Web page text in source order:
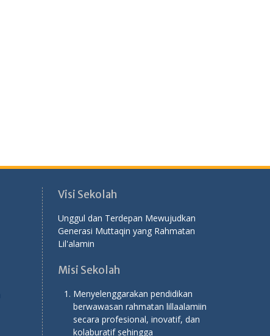
Visi Sekolah
Unggul dan Terdepan Mewujudkan
Generasi Muttaqin yang Rahmatan
Lil'alamin
Misi Sekolah
Menyelenggarakan pendidikan
berwawasan rahmatan lillaalamiin
secara profesional, inovatif, dan
kolaburatif sehingga